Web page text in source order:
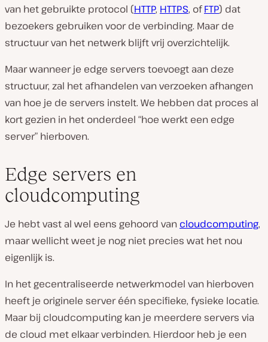
van het gebruikte protocol (HTTP, HTTPS, ofFTP) dat
bezoekers gebruiken voor de verbinding. Maar de
structuur van het netwerk blijft vrij overzichtelijk.
Maar wanneer je edge servers toevoegt aan deze
structuur, zal het afhandelen van verzoeken afhangen
van hoe je de servers instelt. We hebben dat proces al
kort gezien in het onderdeel “hoe werkt een edge
server” hierboven.
Edge servers en
cloudcomputing
Je hebt vast al wel eens gehoord van cloudcomputing,
maar wellicht weet je nog niet precies wat het nou
eigenlijk is.
In het gecentraliseerde netwerkmodel van hierboven
heeft je originele server één specifieke, fysieke locatie.
Maar bij cloudcomputing kan je meerdere servers via
de cloud met elkaar verbinden. Hierdoor heb je een